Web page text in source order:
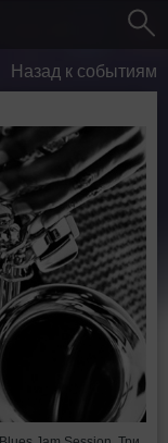
Назад к событиям